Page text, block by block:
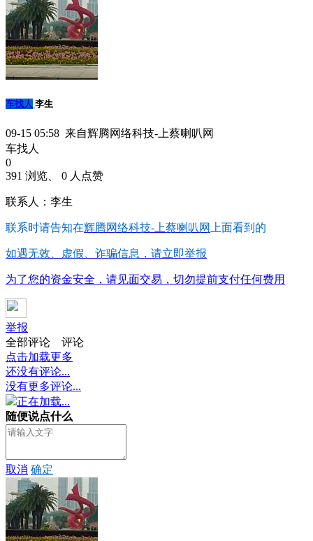
车找人 李生
09-15 05:58 来自辉腾网络科技-上蔡喇叭网
车找人
0
391 浏览、 0 人点赞
联系人：李生
联系时请告知在辉腾网络科技-上蔡喇叭网 上面看到的
如遇无效、虚假、诈骗信息，请立即举报
为了您的资金安全，请见面交易，切勿提前支付任何费用
举报
全部评论
评论
点击加载更多
还没有评论...
没有更多评论...
正在加载...
随便说点什么
取消 确定